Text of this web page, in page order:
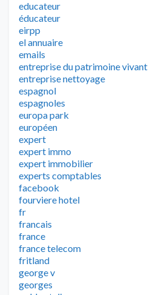
educateur
éducateur
eirpp
el annuaire
emails
entreprise du patrimoine vivant
entreprise nettoyage
espagnol
espagnoles
europa park
européen
expert
expert immo
expert immobilier
experts comptables
facebook
fourviere hotel
fr
francais
france
france telecom
fritland
george v
georges